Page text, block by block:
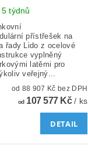
týdnů
přístřešek na
řady Lido z ocelové
vyplněný
latěmi pro
veřejný...
od 88 907 Kč bez DPH
od107 577 Kč/ ks
DETAIL